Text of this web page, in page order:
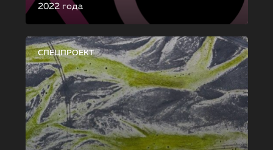
2022 года
СПЕЦПРОЕКТ